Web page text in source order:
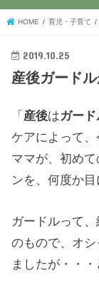
HOME 育児・子育て
2019.10.25
産後ガード
「 産後はガー
ケアによって
ママが、初め
ンを、何度か目
ガードルって
のもので、オ
ましたが・・